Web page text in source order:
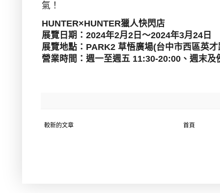
氣！
HUNTER×HUNTER獵人快閃店
展覽日期： 2024年2月 2 日～2024年3月 24 日
展覽地點： PARK2 草悟廣場(台中市西區英才
營業時間：週一至週五 11:30-20:00 、週末及
較新的文章 首頁